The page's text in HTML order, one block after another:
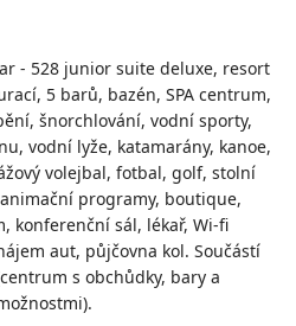
- 528 junior suite deluxe, resort
5 barů, bazén, SPA centrum,
šnorchlování, vodní sporty,
vodní lyže, katamarány, kanoe,
volejbal, fotbal, golf, stolní
programy, boutique,
konferenční sál, lékař, Wi-fi
aut, půjčovna kol. Součástí
s obchůdky, bary a